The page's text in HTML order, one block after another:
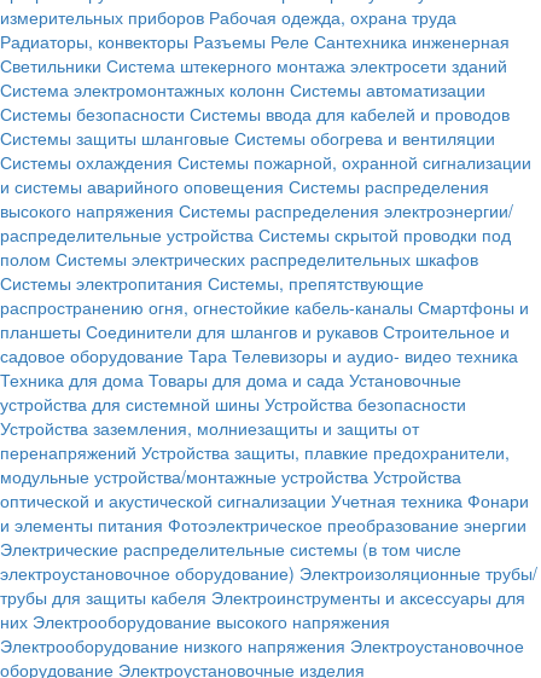
измерительных приборов Рабочая одежда, охрана труда
Радиаторы, конвекторы Разъемы Реле Сантехника инженерная
Светильники Система штекерного монтажа электросети зданий
Система электромонтажных колонн Системы автоматизации
Системы безопасности Системы ввода для кабелей и проводов
Системы защиты шланговые Системы обогрева и вентиляции
Системы охлаждения Системы пожарной, охранной сигнализации
и системы аварийного оповещения Системы распределения
высокого напряжения Системы распределения электроэнергии/
распределительные устройства Системы скрытой проводки под
полом Системы электрических распределительных шкафов
Системы электропитания Системы, препятствующие
распространению огня, огнестойкие кабель-каналы Смартфоны и
планшеты Соединители для шлангов и рукавов Строительное и
садовое оборудование Тара Телевизоры и аудио- видео техника
Техника для дома Товары для дома и сада Установочные
устройства для системной шины Устройства безопасности
Устройства заземления, молниезащиты и защиты от
перенапряжений Устройства защиты, плавкие предохранители,
модульные устройства/монтажные устройства Устройства
оптической и акустической сигнализации Учетная техника Фонари
и элементы питания Фотоэлектрическое преобразование энергии
Электрические распределительные системы (в том числе
электроустановочное оборудование) Электроизоляционные трубы/
трубы для защиты кабеля Электроинструменты и аксессуары для
них Электрооборудование высокого напряжения
Электрооборудование низкого напряжения Электроустановочное
оборудование Электроустановочные изделия